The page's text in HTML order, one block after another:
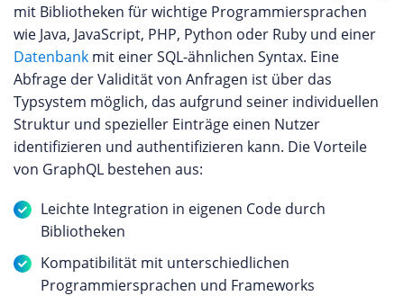
mit Bibliotheken für wichtige Programmiersprachen
wie Java, JavaScript, PHP, Python oder Ruby und einer
Datenbank mit einer SQL-ähnlichen Syntax. Eine
Abfrage der Validität von Anfragen ist über das
Typsystem möglich, das aufgrund seiner individuellen
Struktur und spezieller Einträge einen Nutzer
identifizieren und authentifizieren kann. Die Vorteile
von GraphQL bestehen aus:
Leichte Integration in eigenen Code durch
Bibliotheken
Kompatibilität mit unterschiedlichen
Programmiersprachen und Frameworks